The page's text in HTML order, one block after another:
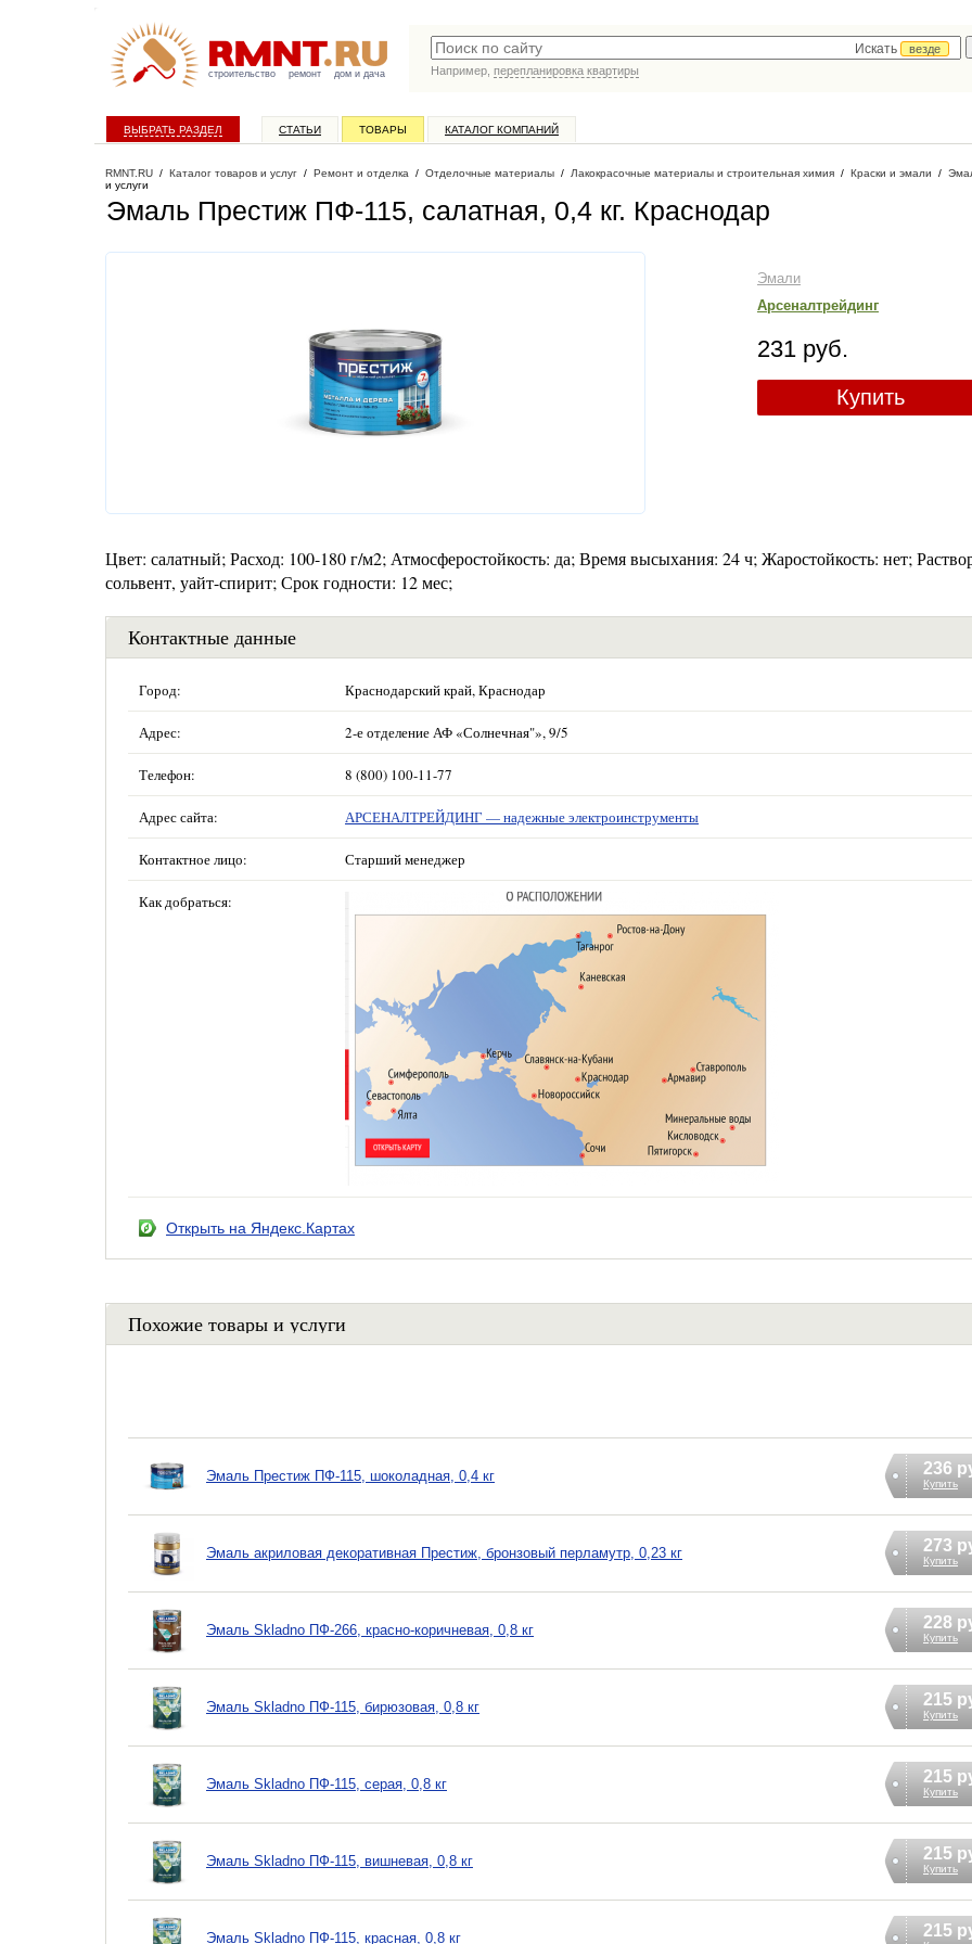
строительство ремонт дом и дача
Искать
везде
Например, перепланировка квартиры
ВЫБРАТЬ РАЗДЕЛ СТАТЬИ ТОВАРЫ КАТАЛОГ КОМПАНИЙ
RMNT.RU / Каталог товаров и услуг / Ремонт и отделка / Отделочные материалы / Лакокрасочные материалы и строительная химия / Краски и эмали /
и услуги
Эмаль Престиж ПФ-115, салатная, 0,4 кг. Краснодар
Эмали
Арсеналтрейдинг
231 руб.
Купить
Цвет: салатный; Расход: 100-180 г/м2; Атмосферостойкость: да; Время высыхания: 24 ч; Жаростойкость: нет;
сольвент, уайт-спирит; Срок годности: 12 мес;
Контактные данные
Город: Краснодарский край, Краснодар
Адрес: 2-е отделение АФ «Солнечная"», 9/5
Телефон: 8 (800) 100-11-77
Адрес сайта: АРСЕНАЛТРЕЙДИНГ — надежные электроинструменты
Контактное лицо: Старший менеджер
Как добраться:
Открыть на Яндекс.Картах
Похожие товары и услуги
Эмаль Престиж ПФ-115, шоколадная, 0,4 кг 236
Купить
Эмаль акриловая декоративная Престиж, бронзовый перламутр, 0,23 кг 273
Купить
Эмаль Skladno ПФ-266, красно-коричневая, 0,8 кг 228
Купить
Эмаль Skladno ПФ-115, бирюзовая, 0,8 кг 215
Купить
Эмаль Skladno ПФ-115, серая, 0,8 кг 215
Купить
Эмаль Skladno ПФ-115, вишневая, 0,8 кг 215
Купить
Эмаль Skladno ПФ-115, красная, 0,8 кг 215